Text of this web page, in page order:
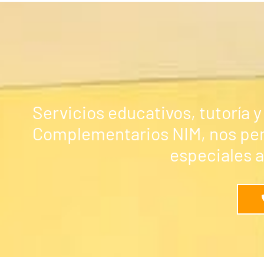
Servicios educativos, tutoría
Complementarios NIM, nos
especiales